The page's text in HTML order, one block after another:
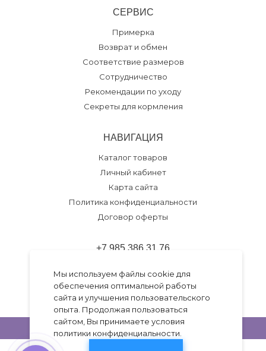
СЕРВИС
Примерка
Возврат и обмен
Соответствие размеров
Сотрудничество
Рекомендации по уходу
Секреты для кормления
НАВИГАЦИЯ
Каталог товаров
Личный кабинет
Карта сайта
Политика конфиденциальности
Договор оферты
+7 985 386 31 76
Разработка темыGo.Studio
Работает наInsales
Мы используем файлы cookie для
обеспечения оптимальной работы
сайта и улучшения пользовательского
опыта. Продолжая пользоваться
сайтом, Вы принимаете условия
политики конфиденциальности